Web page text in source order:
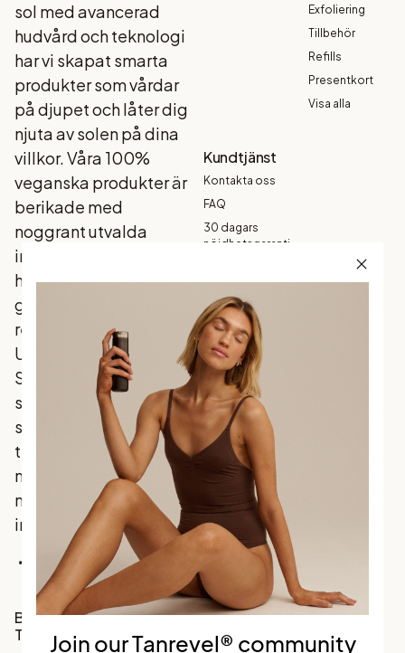
sol med avancerad
hudvård och teknologi
har vi skapat smarta
produkter som vårdar
på djupet och låter dig
njuta av solen på dina
villkor. Våra 100%
veganska produkter är
berikade med
noggrant utvalda
ingredienser som din
hud älskar, och som
ger ett naturligt
resultat - varje gång.
Upptäck
Skandinaviens mest
sålda brun utan sol
som förenar
traditionella favoriter
med
marknadsledande
innovation.
Facebook
Instagram
TikTok
Exfoliering
Tillbehör
Refills
Presentkort
Visa alla
Kundtjänst
Kontakta oss
FAQ
30 dagars
nöjdhetsgaranti
Betalning
Frakt och
leverans
Returer och
byten
Integritetspolicy
Bli en del av vårt
Tanrevel® community
Join our Tanrevel® community